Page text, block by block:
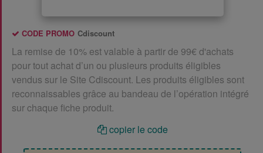
CODE PROMO Cdiscount
La remise de 10% est valable à partir de 99€ d'achats
pour tout achat d’un ou plusieurs produits éligibles
vendus sur le Site Cdiscount. Les produits éligibles sont
reconnaissables grâce au bandeau de l’opération intégré
sur chaque fiche produit.
copier le code